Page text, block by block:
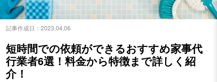
記事作成日： 2023.04.06
短時間での依頼ができるおすすめ家事代
行業者6選！料金から特徴まで詳しく紹
介！